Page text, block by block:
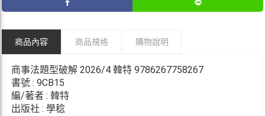
商品內容 商品規格 購物說明
商事法題型破解 2026/4 韓特 9786267758267
書號 : 9CB15
編/著者 : 韓特
出版社 : 學稔